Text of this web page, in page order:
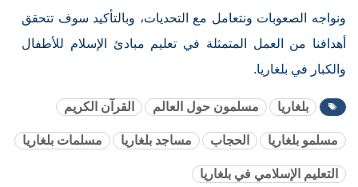
ونواجه الصعوبات ونتعامل مع التحديات، وبالتأكيد سوف تتحقق
أهدافنا من العمل المتمثلة في تعليم مبادئ الإسلام للأطفال
والكبار في بلغاريا.
بلغاريا مسلمون حول العالم القرآن الكريم
مسلمو بلغاريا الحجاب مساجد بلغاريا مسلمات بلغاريا
التعليم الإسلامي في بلغاريا